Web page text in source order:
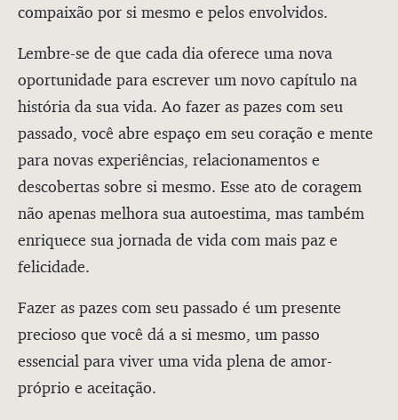
compaixão por si mesmo e pelos envolvidos.
Lembre-se de que cada dia oferece uma nova
oportunidade para escrever um novo capítulo na
história da sua vida. Ao fazer as pazes com seu
passado, você abre espaço em seu coração e mente
para novas experiências, relacionamentos e
descobertas sobre si mesmo. Esse ato de coragem
não apenas melhora sua autoestima, mas também
enriquece sua jornada de vida com mais paz e
felicidade.
Fazer as pazes com seu passado é um presente
precioso que você dá a si mesmo, um passo
essencial para viver uma vida plena de amor-
próprio e aceitação.